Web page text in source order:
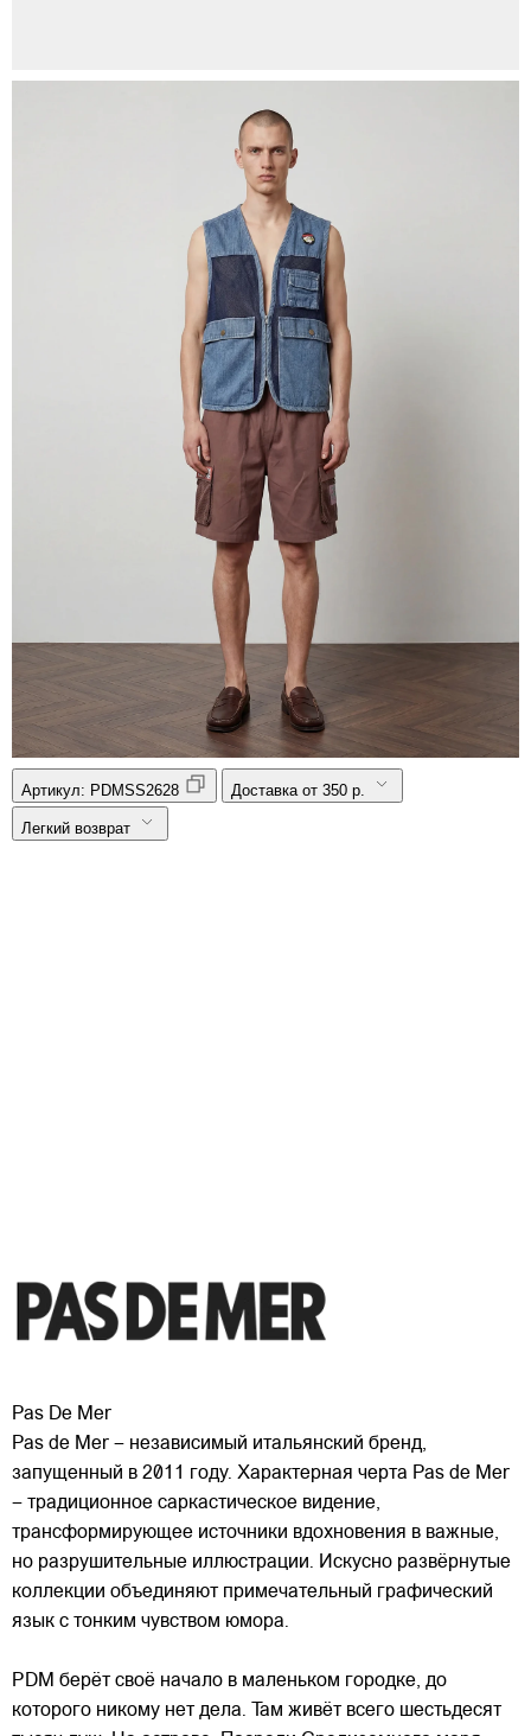
Артикул: PDMSS2628 Доставка от 350 р.
Легкий возврат
Pas De Mer
Pas de Mer – независимый итальянский бренд,
запущенный в 2011 году. Характерная черта Pas de Mer
– традиционное саркастическое видение,
трансформирующее источники вдохновения в важные,
но разрушительные иллюстрации. Искусно развёрнутые
коллекции объединяют примечательный графический
язык с тонким чувством юмора.
PDM берёт своё начало в маленьком городке, до
которого никому нет дела. Там живёт всего шестьдесят